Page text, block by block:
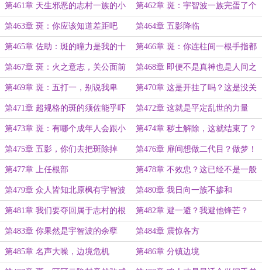
我分毫。
第461章 天生邪恶的志村一族的小
鬼！
第462章 斑：宇智波一族完蛋了个
屁的了？
第463章 斑：你应该知道差距吧 第464章 五影降临
第465章 佐助：斑的瞳力是我的十
倍以上
第466章 斑：你连柱间一根手指都
比不上
第467章 斑：火之意志，关公面前
耍大刀
第468章 即便不是真神也是人间之
神
第469章 斑：五打一，别说我卑
鄙，毕竟你们是五影
第470章 这是开挂了吗？这是没关
吧！
第471章 超规格的斑的须佐能乎吓
傻众人
第472章 这就是平定乱世的力量
第473章 斑：有哪个成年人会跟小
孩动怒的？
第474章 秽土解除，这就结束了？
没意思！
第475章 五影，你们去把斑除掉 第476章 扉间想做二代目？做梦！
第477章 上任根部 第478章 不效忠？这已经不是一般
的下属了，必须重拳出击
第479章 众人皆知北原枫有宇智波
血脉
第480章 我日向一族不掺和
第481章 我们要夺回属于志村的根
部
第482章 避一避？我避他锋芒？
第483章 你果然是宇智波的余孽 第484章 震惊各方
第485章 名声大噪，边境危机 第486章 分镇边境